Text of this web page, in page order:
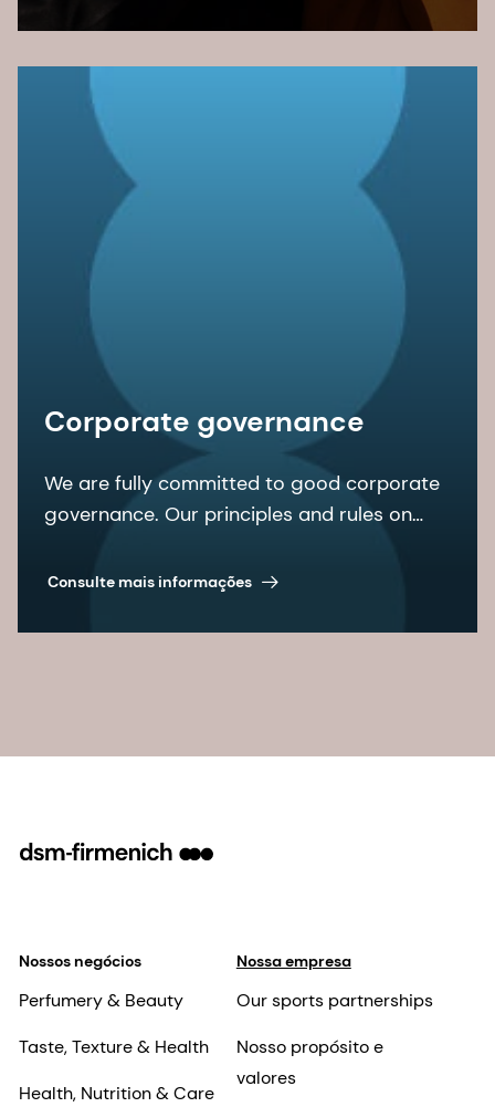
Corporate governance
We are fully committed to good corporate
governance. Our principles and rules on
articles of association and the
documents.
Consulte mais informações
Nossos negócios
Perfumery & Beauty
Taste, Texture & Health
Health, Nutrition & Care
Nossa empresa
Our sports partnerships
Nosso propósito e
valores